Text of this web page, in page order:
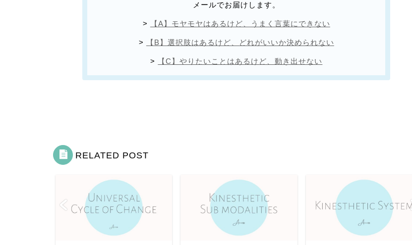
メールでお届けします。
> 【A】モヤモヤはあるけど、うまく言葉にできない
> 【B】選択肢はあるけど、どれがいいか決められない
> 【C】やりたいことはあるけど、動き出せない
RELATED POST